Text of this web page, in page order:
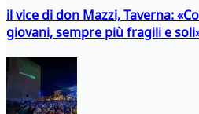
il vice di don Mazzi, Taverna:
giovani, sempre più fragili e